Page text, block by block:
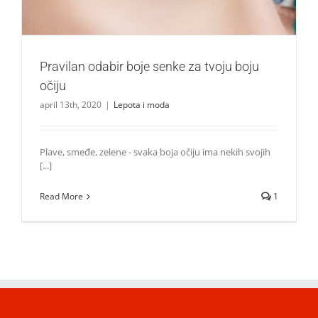
Pravilan odabir boje senke za tvoju boju
očiju
april 13th, 2020 | Lepota i moda
Plave, smeđe, zelene - svaka boja očiju ima nekih svojih
[...]
Read More 1